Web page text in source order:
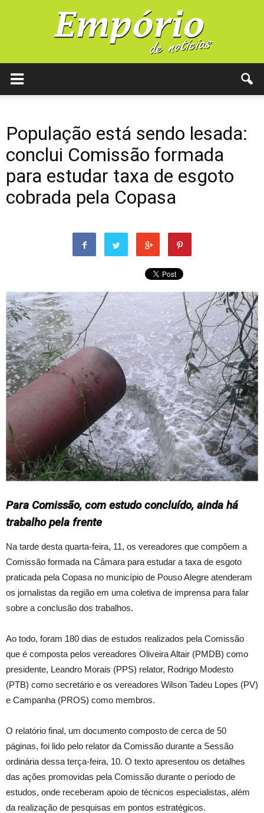
População está sendo lesada:
conclui Comissão formada
para estudar taxa de esgoto
cobrada pela Copasa
Para Comissão, com estudo concluído, ainda há
trabalho pela frente
Na tarde desta quarta-feira, 11, os vereadores que compõem a
Comissão formada na Câmara para estudar a taxa de esgoto
praticada pela Copasa no município de Pouso Alegre atenderam
os jornalistas da região em uma coletiva de imprensa para falar
sobre a conclusão dos trabalhos.
Ao todo, foram 180 dias de estudos realizados pela Comissão
que é composta pelos vereadores Oliveira Altair (PMDB) como
presidente, Leandro Morais (PPS) relator, Rodrigo Modesto
(PTB) como secretário e os vereadores Wilson Tadeu Lopes (PV)
e Campanha (PROS) como membros.
O relatório final, um documento composto de cerca de 50
páginas, foi lido pelo relator da Comissão durante a Sessão
ordinária dessa terça-feira, 10. O texto apresentou os detalhes
das ações promovidas pela Comissão durante o período de
estudos, onde receberam apoio de técnicos especialistas, além
da realização de pesquisas em pontos estratégicos.